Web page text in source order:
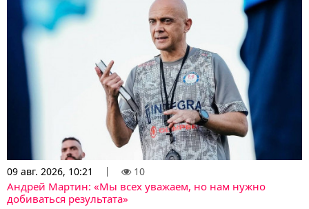
09 авг. 2026, 10:21 10
Андрей Мартин: «Мы всех уважаем, но нам нужно
добиваться результата»